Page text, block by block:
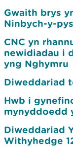
Gwaith brys
Ninbych-y-
CNC yn
newidiadau i
yng Nghymru
Diweddariad
Hwb i
mynyddoedd
Diweddariad
Withyhedge